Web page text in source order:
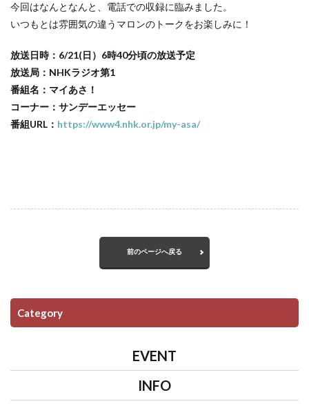
今回はなんとなんと、電話での収録に臨みました。
いつもとは雰囲気の違うマロンのトークをお楽しみに！
放送日時：6/21(日）6時40分頃の放送予定
放送局：NHKラジオ第1
番組名：マイあさ！
コーナー：サンデーエッセー
番組URL： https://www4.nhk.or.jp/my-asa/
前のページへ戻る
Category
EVENT
INFO